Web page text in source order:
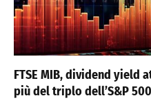
FTSE MIB, dividend yield
più del triplo dell’S&P 500